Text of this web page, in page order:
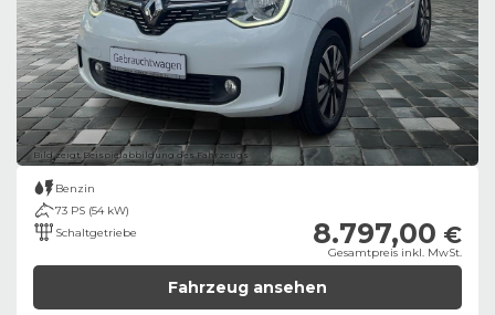
Bild zeigt Beispielabbildung des Fahrzeugs
Benzin
73 PS (54 kW)
Schaltgetriebe
8.797,00 €
Gesamtpreis inkl. MwSt.
Fahrzeug ansehen